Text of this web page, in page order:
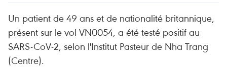
Un patient de 49 ans et de nationalité britannique,
présent sur le vol VN0054, a été testé positif au
SARS-CoV-2, selon l'Institut Pasteur de Nha Trang
(Centre).